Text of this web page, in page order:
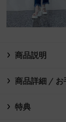
商品説明
商品詳細 / お
特典